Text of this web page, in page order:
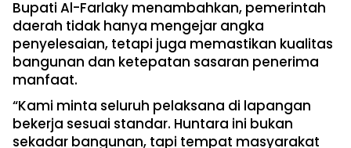
Bupati Al-Farlaky menambahkan, pemerintah
daerah tidak hanya mengejar angka
penyelesaian, tetapi juga memastikan kualitas
bangunan dan ketepatan sasaran penerima
manfaat.
“Kami minta seluruh pelaksana di lapangan
bekerja sesuai standar. Huntara ini bukan
sekadar bangunan, tapi tempat masyarakat